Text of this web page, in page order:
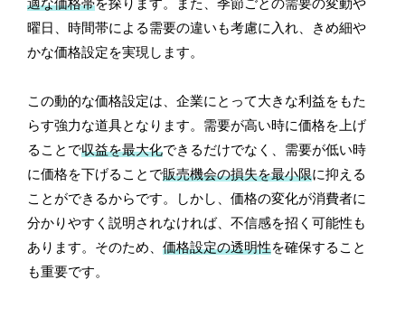
適な価格帯を探ります。また、季節ごとの需要の変動や
曜日、時間帯による需要の違いも考慮に入れ、きめ細や
かな価格設定を実現します。
この動的な価格設定は、企業にとって大きな利益をもた
らす強力な道具となります。需要が高い時に価格を上げ
ることで収益を最大化できるだけでなく、需要が低い時
に価格を下げることで販売機会の損失を最小限に抑える
ことができるからです。しかし、価格の変化が消費者に
分かりやすく説明されなければ、不信感を招く可能性も
あります。そのため、価格設定の透明性を確保すること
も重要です。